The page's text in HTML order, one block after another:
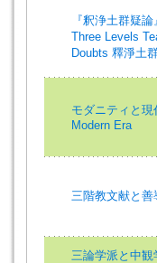
『釈浄土群疑
Three Levels
Doubts 釋淨土
モダニティと
Modern Era
三階教文献と
三論学派と中